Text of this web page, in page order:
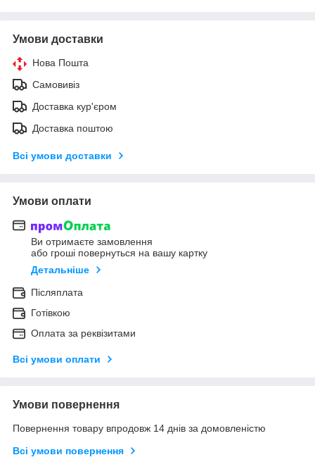
Умови доставки
Нова Пошта
Самовивіз
Доставка кур'єром
Доставка поштою
Всі умови доставки
Умови оплати
Ви отримаєте замовлення
або гроші повернуться на вашу картку
Детальніше
Післяплата
Готівкою
Оплата за реквізитами
Всі умови оплати
Умови повернення
Повернення товару впродовж 14 днів за домовленістю
Всі умови повернення